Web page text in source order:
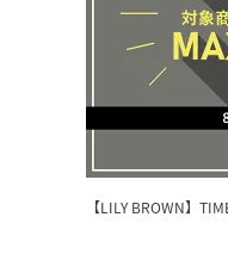
【LILY BROWN】